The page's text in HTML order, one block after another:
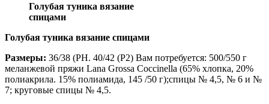
Голубая туника вязание
спицами
Голубая туника вязание спицами
Размеры: 36/38 (PH. 40/42 (Р2) Вам потребуется: 500/550 г
меланжевой пряжи Lana Grossa Coccinella (65% хлопка, 20%
полиакрила. 15% полиамида, 145 /50 г);спицы № 4,5, № 6 и №
7; круговые спицы № 4,5.